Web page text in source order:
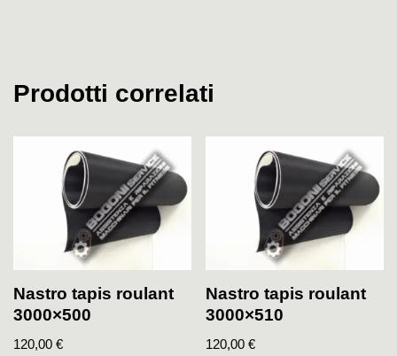
Prodotti correlati
Nastro tapis roulant
3000×500
120,00 €
Nastro tapis roulant
3000×510
120,00€